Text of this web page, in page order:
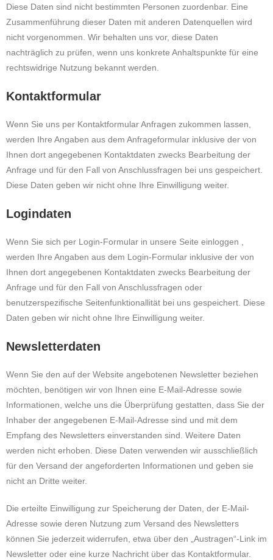
Diese Daten sind nicht bestimmten Personen zuordenbar. Eine
Zusammenführung dieser Daten mit anderen Datenquellen wird
nicht vorgenommen. Wir behalten uns vor, diese Daten
nachträglich zu prüfen, wenn uns konkrete Anhaltspunkte für eine
rechtswidrige Nutzung bekannt werden.
Kontaktformular
Wenn Sie uns per Kontaktformular Anfragen zukommen lassen,
werden Ihre Angaben aus dem Anfrageformular inklusive der von
Ihnen dort angegebenen Kontaktdaten zwecks Bearbeitung der
Anfrage und für den Fall von Anschlussfragen bei uns gespeichert.
Diese Daten geben wir nicht ohne Ihre Einwilligung weiter.
Logindaten
Wenn Sie sich per Login-Formular in unsere Seite einloggen ,
werden Ihre Angaben aus dem Login-Formular inklusive der von
Ihnen dort angegebenen Kontaktdaten zwecks Bearbeitung der
Anfrage und für den Fall von Anschlussfragen oder
benutzerspezifische Seitenfunktionallität bei uns gespeichert. Diese
Daten geben wir nicht ohne Ihre Einwilligung weiter.
Newsletterdaten
Wenn Sie den auf der Website angebotenen Newsletter beziehen
möchten, benötigen wir von Ihnen eine E-Mail-Adresse sowie
Informationen, welche uns die Überprüfung gestatten, dass Sie der
Inhaber der angegebenen E-Mail-Adresse sind und mit dem
Empfang des Newsletters einverstanden sind. Weitere Daten
werden nicht erhoben. Diese Daten verwenden wir ausschließlich
für den Versand der angeforderten Informationen und geben sie
nicht an Dritte weiter.
Die erteilte Einwilligung zur Speicherung der Daten, der E-Mail-
Adresse sowie deren Nutzung zum Versand des Newsletters
können Sie jederzeit widerrufen, etwa über den „Austragen“-Link im
Newsletter oder eine kurze Nachricht über das Kontaktformular.